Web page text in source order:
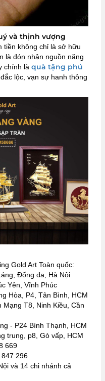
và thịnh vượng
tiền không chỉ là sở hữu
là đón nhận nguồn năng
chính là quà tặng phú
lộc, vạn sự hanh thông
Gold Art Toàn quốc:
Đống đa, Hà Nội
Yên, Vĩnh Phúc
Hòa, P4, Tân Bình, HCM
T8, Ninh Kiều, Cần
- P24 Bình Thạnh, HCM
trung, p8, Gò vấp, HCM
669
296
và 14 chi nhánh cả